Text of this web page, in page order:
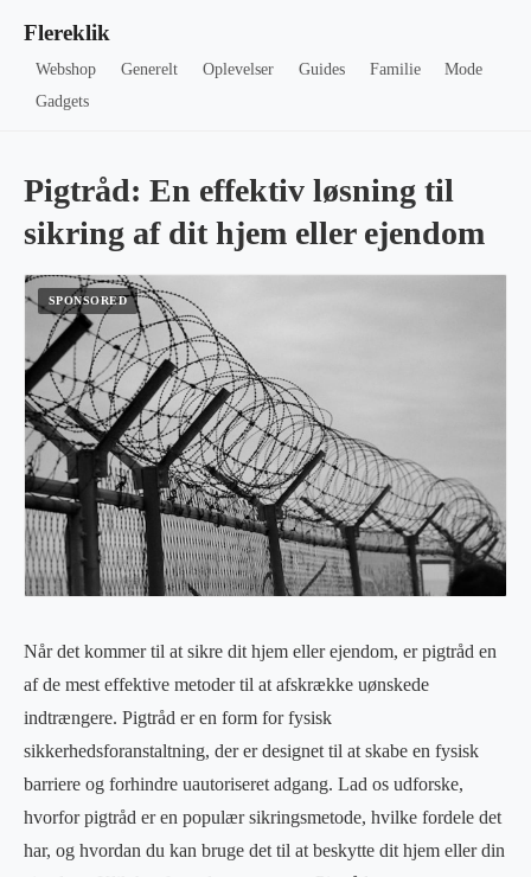
Flereklik
Webshop Generelt Oplevelser Guides Familie
Mode
Gadgets
Pigtråd: En effektiv løsning til
sikring af dit hjem eller ejendom
Når det kommer til at sikre dit hjem eller ejendom, er pigtråd en
af de mest effektive metoder til at afskrække uønskede
indtrængere. Pigtråd er en form for fysisk
sikkerhedsforanstaltning, der er designet til at skabe en fysisk
barriere og forhindre uautoriseret adgang. Lad os udforske,
hvorfor pigtråd er en populær sikringsmetode, hvilke fordele det
har, og hvordan du kan bruge det til at beskytte dit hjem eller din